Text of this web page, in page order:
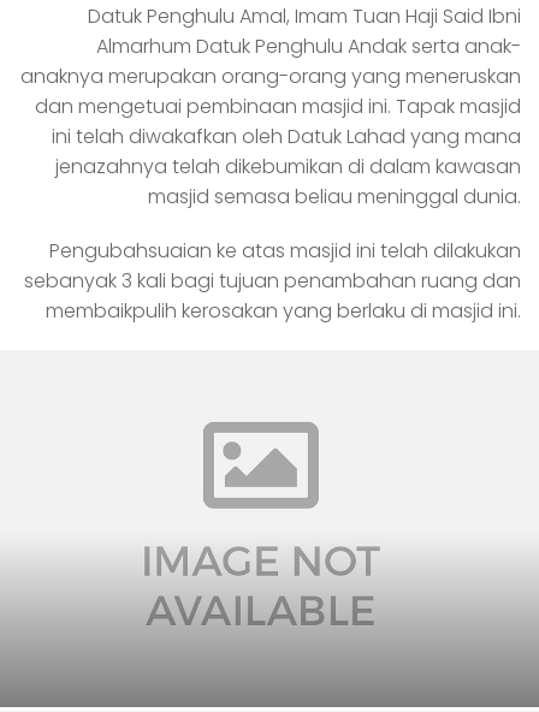
Datuk Penghulu Amal, Imam Tuan Haji Said Ibni
Almarhum Datuk Penghulu Andak serta anak-
anaknya merupakan orang-orang yang meneruskan
dan mengetuai pembinaan masjid ini. Tapak masjid
ini telah diwakafkan oleh Datuk Lahad yang mana
jenazahnya telah dikebumikan di dalam kawasan
masjid semasa beliau meninggal dunia.
Pengubahsuaian ke atas masjid ini telah dilakukan
sebanyak 3 kali bagi tujuan penambahan ruang dan
membaikpulih kerosakan yang berlaku di masjid ini.